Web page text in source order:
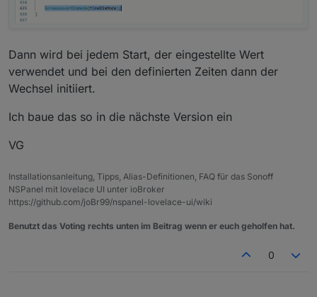
Dann wird bei jedem Start, der eingestellte Wert
verwendet und bei den definierten Zeiten dann der
Wechsel initiiert.
Ich baue das so in die nächste Version ein
VG
Installationsanleitung, Tipps, Alias-Definitionen, FAQ für das Sonoff
NSPanel mit lovelace UI unter ioBroker
https://github.com/joBr99/nspanel-lovelace-ui/wiki
Benutzt das Voting rechts unten im Beitrag wenn er euch geholfen hat.
0